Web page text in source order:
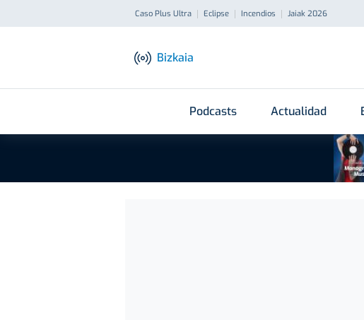
Caso Plus Ultra Eclipse Incendios Jaiak 2026
Bizkaia
Podcasts Actualidad